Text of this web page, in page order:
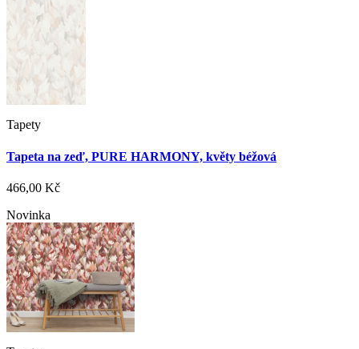
Tapety
Tapeta na zeď, PURE HARMONY, květy béžová
466,00 Kč
Novinka